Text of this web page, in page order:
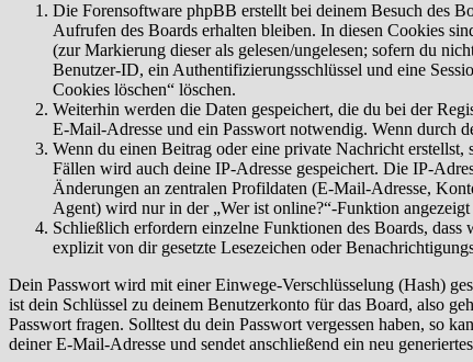
Die Forensoftware phpBB erstellt bei deinem Besuch des
Aufrufen des Boards erhalten bleiben. In diesen Cookies
(zur Markierung dieser als gelesen/ungelesen; sofern du
Benutzer-ID, ein Authentifizierungsschlüssel und eine
Cookies löschen“ löschen.
Weiterhin werden die Daten gespeichert, die du bei der
E-Mail-Adresse und ein Passwort notwendig. Wenn durch
Wenn du einen Beitrag oder eine private Nachricht
Fällen wird auch deine IP-Adresse gespeichert. Die IP-
Änderungen an zentralen Profildaten (E-Mail-Adresse,
Agent) wird nur in der „Wer ist online?“-Funktion
Schließlich erfordern einzelne Funktionen des Boards,
explizit von dir gesetzte Lesezeichen oder
Dein Passwort wird mit einer Einwege-Verschlüsselung (Hash)
ist dein Schlüssel zu deinem Benutzerkonto für das Board, also
Passwort fragen. Solltest du dein Passwort vergessen haben, so
deiner E-Mail-Adresse und sendet anschließend ein neu